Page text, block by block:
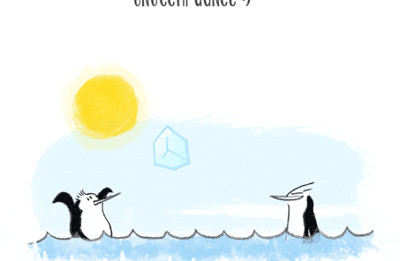
ARCTIC PLAYGROUND